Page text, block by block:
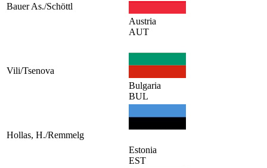
Bauer As./Schöttl
Austria
AUT
Vili/Tsenova
Bulgaria
BUL
Hollas, H./Remmelg
Estonia
EST